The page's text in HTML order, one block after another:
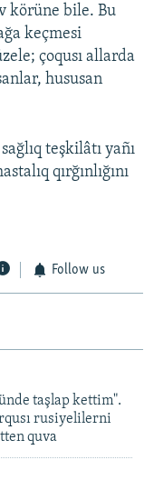
körüne bile. Bu
keçmesi
çoqusı allarda
hususan
teşkilâtı yañı
qırğınlığını
Follow us
taşlap kettim".
rusiyelilerni
quva